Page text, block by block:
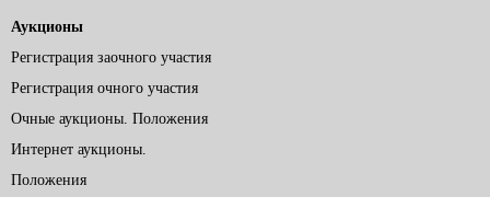
Аукционы
Регистрация заочного участия
Регистрация очного участия
Очные аукционы. Положения
Интернет аукционы.
Положения